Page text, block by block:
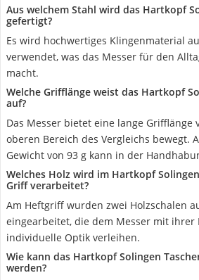
Aus welchem Stahl wird das Hartkopf
gefertigt?
Es wird hochwertiges Klingenmaterial
verwendet, was das Messer für den
macht.
Welche Grifflänge weist das Hartkopf
auf?
Das Messer bietet eine lange Grifflänge
oberen Bereich des Vergleichs bewegt.
Gewicht von 93 g kann in der
Welches Holz wird im Hartkopf
Griff verarbeitet?
Am Heftgriff wurden zwei Holzschalen
eingearbeitet, die dem Messer mit ihrer
individuelle Optik verleihen.
Wie kann das Hartkopf Solingen
werden?